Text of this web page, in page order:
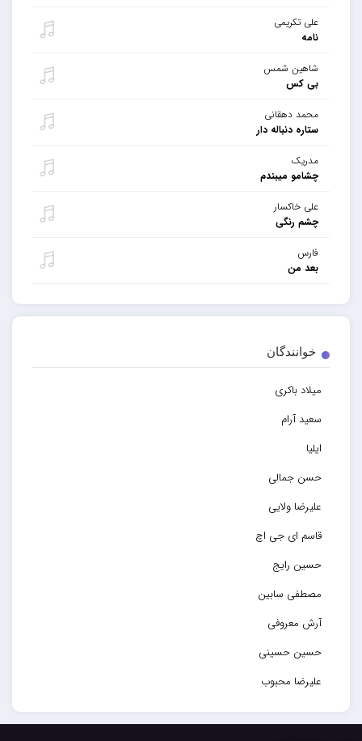
علی تکریمی
نامه
شاهین شمس
بی کس
محمد دهقانی
ستاره دنباله دار
مدریک
چشامو میبندم
علی خاکسار
چشم رنگی
فارس
بعد من
خوانندگان
میلاد باکری
سعید آرام
ایلیا
حسن جمالی
علیرضا ولایی
قاسم ای جی اچ
حسین رایج
مصطفی سابین
آرش معروفی
حسین حسینی
علیرضا محبوب
حسین حصارکی